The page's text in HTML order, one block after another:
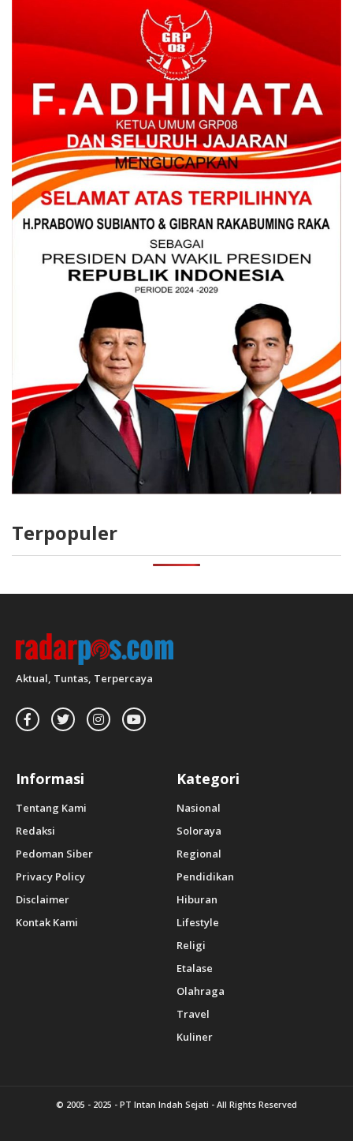
Terpopuler
Aktual, Tuntas, Terpercaya
Informasi
Tentang Kami
Redaksi
Pedoman Siber
Privacy Policy
Disclaimer
Kontak Kami
Kategori
Nasional
Soloraya
Regional
Pendidikan
Hiburan
Lifestyle
Religi
Etalase
Olahraga
Travel
Kuliner
© 2005 - 2025 - PT Intan Indah Sejati - All Rights Reserved